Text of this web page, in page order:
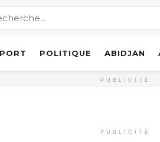
POLITIQUE ABIDJAN
PUBLICITÉ
PUBLICITÉ